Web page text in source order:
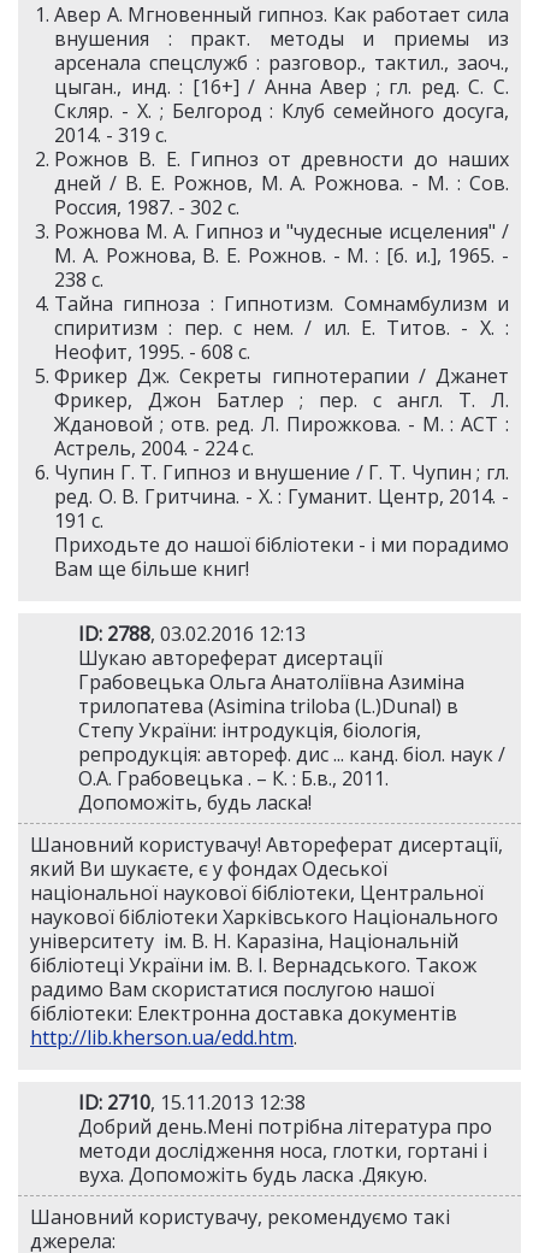
Авер А. Мгновенный гипноз. Как работает сила
внушения : практ. методы и приемы из
арсенала спецслужб : разговор., тактил., заоч.,
цыган., инд. : [16+] / Анна Авер ; гл. ред. С. С.
Скляр. - Х. ; Белгород : Клуб семейного досуга,
2014. - 319 с.
Рожнов В. Е. Гипноз от древности до наших
дней / В. Е. Рожнов, М. А. Рожнова. - М. : Сов.
Россия, 1987. - 302 c.
Рожнова М. А. Гипноз и "чудесные исцеления" /
М. А. Рожнова, В. Е. Рожнов. - М. : [б. и.], 1965. -
238 c.
Тайна гипноза : Гипнотизм. Сомнамбулизм и
спиритизм : пер. с нем. / ил. Е. Титов. - Х. :
Неофит, 1995. - 608 c.
Фрикер Дж. Секреты гипнотерапии / Джанет
Фрикер, Джон Батлер ; пер. с англ. Т. Л.
Ждановой ; отв. ред. Л. Пирожкова. - М. : АСТ :
Астрель, 2004. - 224 с.
Чупин Г. Т. Гипноз и внушение / Г. Т. Чупин ; гл.
ред. О. В. Гритчина. - Х. : Гуманит. Центр, 2014. -
191 с.
Приходьте до нашої бібліотеки - і ми порадимо
Вам ще більше книг!
ID: 2788, 03.02.2016 12:13
Шукаю автореферат дисертації
Грабовецька Ольга Анатоліївна Азиміна
трилопатева (Asimina triloba (L.)Dunal) в
Степу України: інтродукція, біологія,
репродукція: автореф. дис ... канд. біол. наук /
О.А. Грабовецька . – К. : Б.в., 2011.
Допоможіть, будь ласка!
Шановний користувачу! Автореферат дисертації,
який Ви шукаєте, є у фондах Одеської
національної наукової бібліотеки, Центральної
наукової бібліотеки Харківського Національного
університету ім. В. Н. Каразіна, Національній
бібліотеці України ім. В. І. Вернадського. Також
радимо Вам скористатися послугою нашої
бібліотеки: Електронна доставка документів
http://lib.kherson.ua/edd.htm.
ID: 2710, 15.11.2013 12:38
Добрий день.Мені потрібна література про
методи дослідження носа, глотки, гортані і
вуха. Допоможіть будь ласка .Дякую.
Шановний користувачу, рекомендуємо такі
джерела: